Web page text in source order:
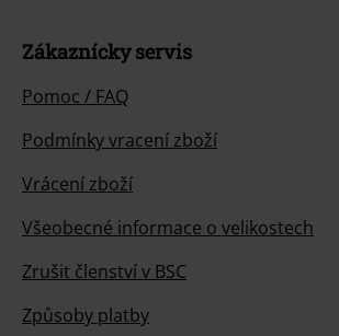
Zákaznícky servis
Pomoc / FAQ
Podmínky vracení zboží
Vrácení zboží
Všeobecné informace o velikostech
Zrušit členství v BSC
Způsoby platby